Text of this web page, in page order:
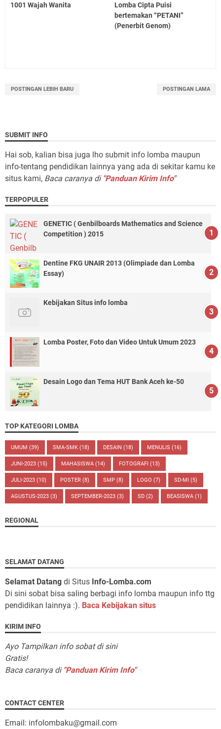
1001 Wajah Wanita
Lomba Cipta Puisi
bertemakan “PETANI”
(Penerbit Genom)
POSTINGAN LEBIH BARU POSTINGAN LAMA
SUBMIT INFO
Hai sob, kalian bisa juga lho submit info lomba maupun
info-tentang pendidikan lainnya yang ada di sekitar kamu ke
situs kami, Baca caranya di "Panduan Kirim Info"
TERPOPULER
GENETIC ( Genbilboards Mathematics and Science
Competition ) 2015
Dentine FKG UNAIR 2013 (Olimpiade dan Lomba
Essay)
Kebijakan Situs info lomba
Lomba Poster, Foto dan Video Untuk Umum 2023
Desain Logo dan Tema HUT Bank Aceh ke-50
TOP KATEGORI LOMBA
UMUM (39) SMA-SMK (18) DESAIN (18) MENULIS (16)
JUNI-2023 (15) MAHASISWA (14) FOTOGRAFI (13)
JULI-2023 (10) POSTER (8) SMP (8) LOGO (7) SD-MI (5)
AGUSTUS-2023 (3) SEPTEMBER-2023 (3) SD (2) BEASISWA (1)
REGIONAL
SELAMAT DATANG
Selamat Datang di Situs Info-Lomba.com
Di sini sobat bisa saling berbagi info lomba maupun info ttg
pendidikan lainnya :). Baca Kebijakan situs
KIRIM INFO
Ayo Tampilkan info sobat di sini
Gratis!
Baca caranya di "Panduan Kirim Info"
CONTACT CENTER
Email: infolombaku@gmail.com